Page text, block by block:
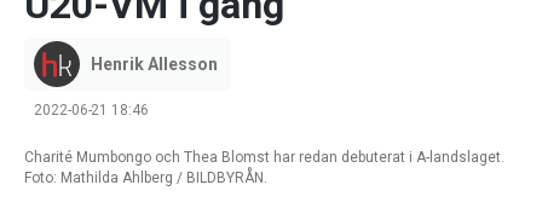
Henrik Allesson
2022-06-21 18:46
Charité Mumbongo och Thea Blomst har redan debuterat i A-landslaget.
Foto: Mathilda Ahlberg / BILDBYRÅN.